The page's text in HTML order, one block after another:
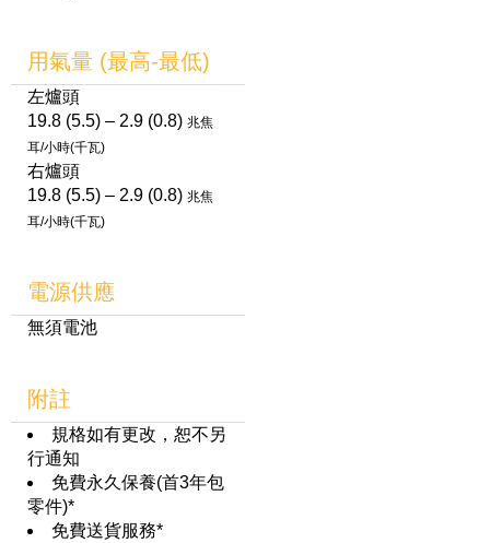
用氣量 (最高-最低)
左爐頭
19.8 (5.5) – 2.9 (0.8) 兆焦
耳/小時(千瓦)
右爐頭
19.8 (5.5) – 2.9 (0.8) 兆焦
耳/小時(千瓦)
電源供應
無須電池
附註
規格如有更改，恕不另
行通知
免費永久保養(首3年包
零件)*
免費送貨服務*